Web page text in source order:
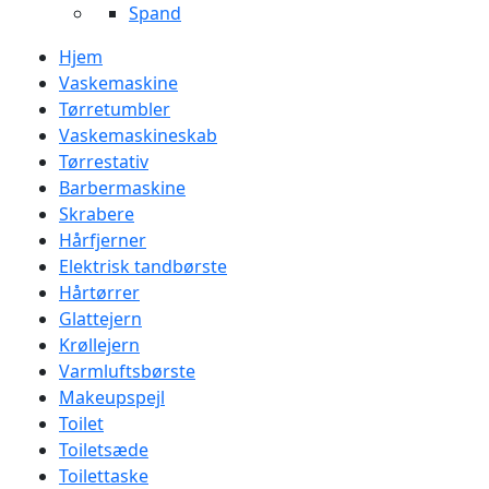
Spand
Hjem
Vaskemaskine
Tørretumbler
Vaskemaskineskab
Tørrestativ
Barbermaskine
Skrabere
Hårfjerner
Elektrisk tandbørste
Hårtørrer
Glattejern
Krøllejern
Varmluftsbørste
Makeupspejl
Toilet
Toiletsæde
Toilettaske